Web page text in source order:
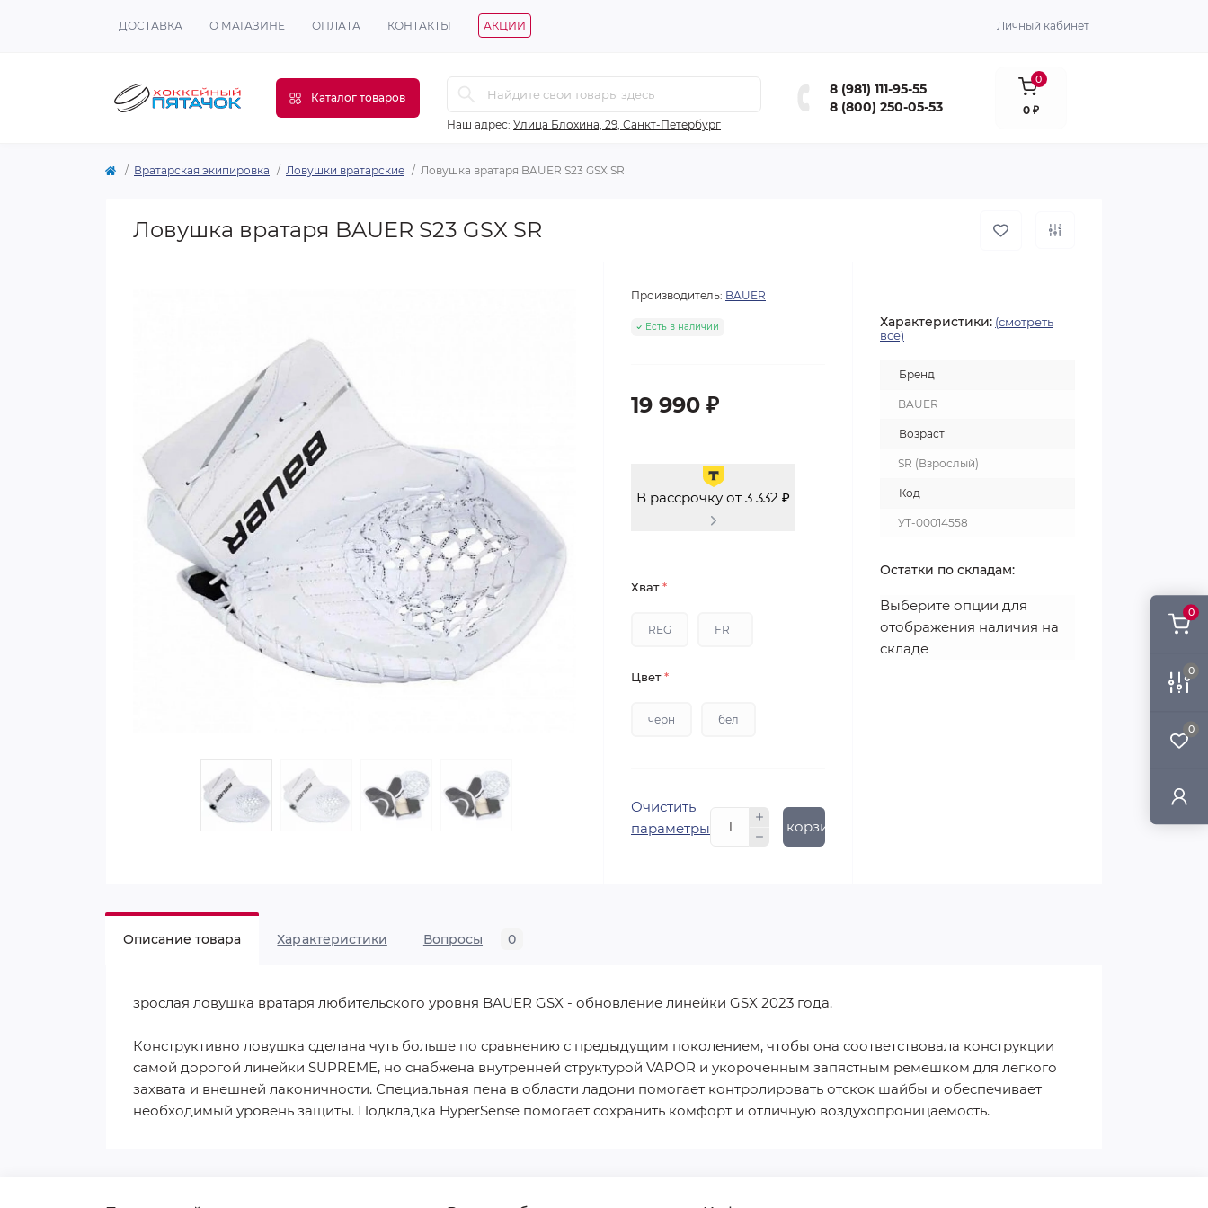
0
0
0
ДОСТАВКА О МАГАЗИНЕ ОПЛАТА КОНТАКТЫ АКЦИИ Личный кабинет
Каталог товаров
Наш адрес: Улица Блохина, 29, Санкт-Петербург
8 (981) 111-95-55
8 (800) 250-05-53
0
0 ₽
Вратарская экипировка Ловушки вратарские Ловушка вратаря BAUER S23 GSX SR
Ловушка вратаря BAUER S23 GSX SR
Производитель: BAUER
Есть в наличии
19 990 ₽
В рассрочку от 3 332 ₽
Хват*
REG FRT
Цвет*
черн бел
Очистить
параметры
В корзину
Характеристики: (смотреть
все)
Бренд
BAUER
Возраст
SR (Взрослый)
Код
УТ-00014558
Остатки по складам:
Выберите опции для
отображения наличия на
складе
Описание товара Характеристики Вопросы 0
зрослая ловушка вратаря любительского уровня BAUER GSX - обновление линейки GSX 2023 года.
Конструктивно ловушка сделана чуть больше по сравнению с предыдущим поколением, чтобы она соответствовала конструкции
самой дорогой линейки SUPREME, но снабжена внутренней структурой VAPOR и укороченным запястным ремешком для легкого
захвата и внешней лаконичности. Специальная пена в области ладони помогает контролировать отскок шайбы и обеспечивает
необходимый уровень защиты. Подкладка HyperSense помогает сохранить комфорт и отличную воздухопроницаемость.